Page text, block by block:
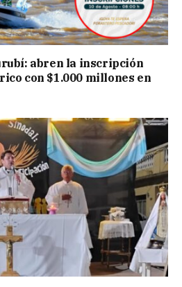
abren la inscripción
con $1.000 millones en